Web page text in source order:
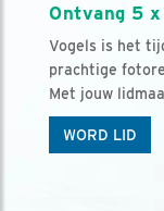
Ontvang 5
Vogels is het
prachtige
Met jouw
WORD LID